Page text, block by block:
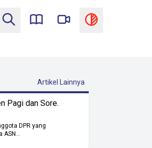
Artikel Lainnya
Pagi dan Sore.
DPR yang
ASN...